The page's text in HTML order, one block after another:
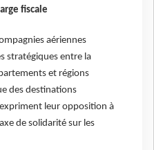
fiscale
aériennes
stratégiques entre la
et régions
des destinations
leur opposition à
de solidarité sur les